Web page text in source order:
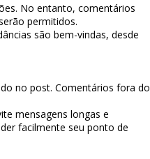
No entanto, comentários
permitidos.
são bem-vindas, desde
no post. Comentários fora do
mensagens longas e
facilmente seu ponto de